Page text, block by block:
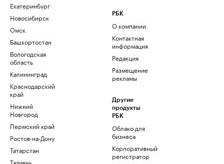
Екатеринбург
Новосибирск
Омск
Башкортостан
Вологодская
область
Калининград
Краснодарский
край
Нижний
Новгород
Пермский край
Ростов-на-Дону
Татарстан
Тюмень
РБК
О компании
Контактная
информация
Редакция
Размещение
рекламы
Другие
продукты
РБК
Облако для
бизнеса
Корпоративный
регистратор